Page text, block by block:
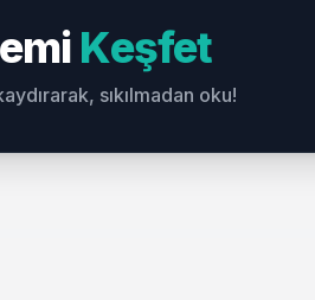
Keşfet
sıkılmadan oku!